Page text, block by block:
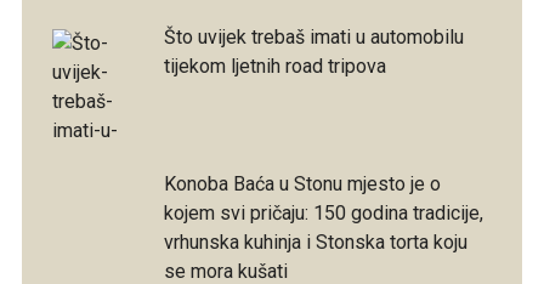
Što uvijek trebaš imati u automobilu
tijekom ljetnih road tripova
Konoba Baća u Stonu mjesto je o
kojem svi pričaju: 150 godina tradicije,
vrhunska kuhinja i Stonska torta koju
se mora kušati